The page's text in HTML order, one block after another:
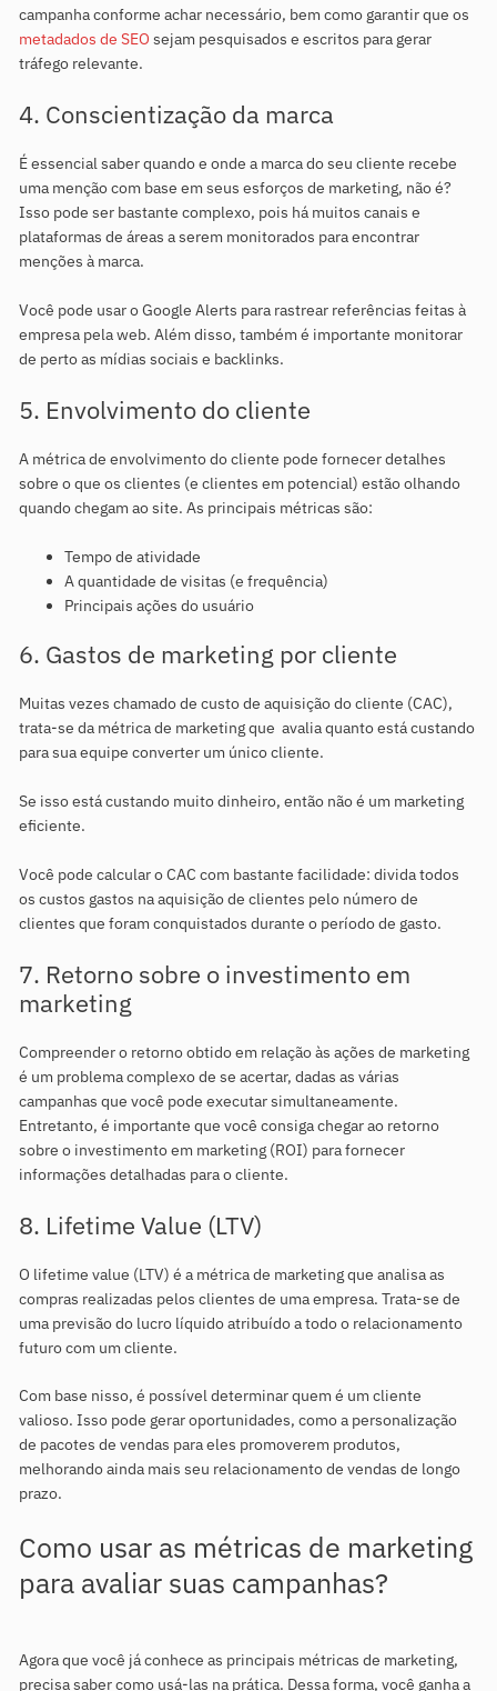
campanha conforme achar necessário, bem como garantir que os
metadados de SEO sejam pesquisados e escritos para gerar
tráfego relevante.
4. Conscientização da marca
É essencial saber quando e onde a marca do seu cliente recebe
uma menção com base em seus esforços de marketing, não é?
Isso pode ser bastante complexo, pois há muitos canais e
plataformas de áreas a serem monitorados para encontrar
menções à marca.
Você pode usar o Google Alerts para rastrear referências feitas à
empresa pela web. Além disso, também é importante monitorar
de perto as mídias sociais e backlinks.
5. Envolvimento do cliente
A métrica de envolvimento do cliente pode fornecer detalhes
sobre o que os clientes (e clientes em potencial) estão olhando
quando chegam ao site. As principais métricas são:
Tempo de atividade
A quantidade de visitas (e frequência)
Principais ações do usuário
6. Gastos de marketing por cliente
Muitas vezes chamado de custo de aquisição do cliente (CAC),
trata-se da métrica de marketing que avalia quanto está custando
para sua equipe converter um único cliente.
Se isso está custando muito dinheiro, então não é um marketing
eficiente.
Você pode calcular o CAC com bastante facilidade: divida todos
os custos gastos na aquisição de clientes pelo número de
clientes que foram conquistados durante o período de gasto.
7. Retorno sobre o investimento em
marketing
Compreender o retorno obtido em relação às ações de marketing
é um problema complexo de se acertar, dadas as várias
campanhas que você pode executar simultaneamente.
Entretanto, é importante que você consiga chegar ao retorno
sobre o investimento em marketing (ROI) para fornecer
informações detalhadas para o cliente.
8. Lifetime Value (LTV)
O lifetime value (LTV) é a métrica de marketing que analisa as
compras realizadas pelos clientes de uma empresa. Trata-se de
uma previsão do lucro líquido atribuído a todo o relacionamento
futuro com um cliente.
Com base nisso, é possível determinar quem é um cliente
valioso. Isso pode gerar oportunidades, como a personalização
de pacotes de vendas para eles promoverem produtos,
melhorando ainda mais seu relacionamento de vendas de longo
prazo.
Como usar as métricas de marketing
para avaliar suas campanhas?
Agora que você já conhece as principais métricas de marketing,
precisa saber como usá-las na prática. Dessa forma, você ganha a